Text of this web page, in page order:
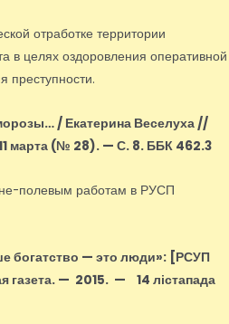
отработке территории
в целях оздоровления оперативной
преступности.
/ Екатерина Веселуха //
марта (№ 28). — С. 8. ББК 462.3
полевым работам в РУСП
богатство — это люди»: [РСУП
газета. — 2015. — 14 лістапада